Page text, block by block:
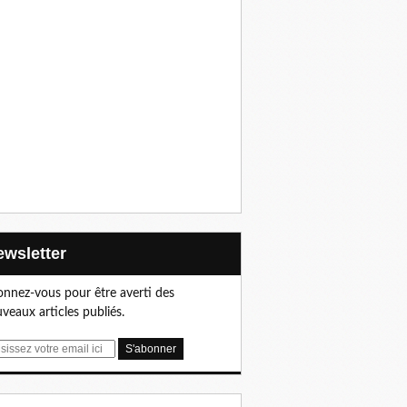
vous pour être averti des
articles publiés.